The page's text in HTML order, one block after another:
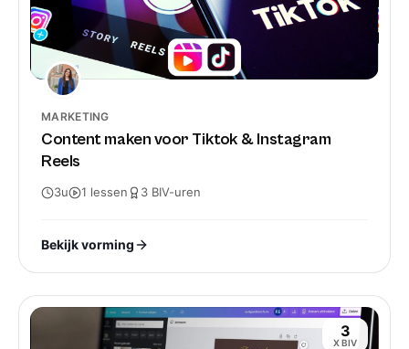
MARKETING
Content maken voor Tiktok & Instagram
Reels
3u 1 lessen 3 BIV-uren
Bekijk vorming
3
X BIV